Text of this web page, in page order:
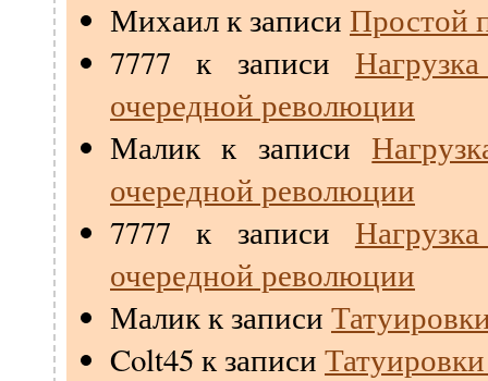
Михаилк записи Простой
7777 к записи
очередной революции
Малик к записи
очередной революции
7777 к записи
очередной революции
Маликк записи
Colt45 к записи